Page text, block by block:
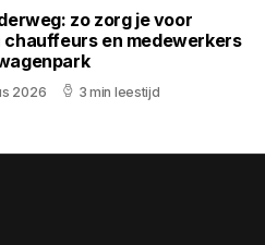
zo zorg je voor
en medewerkers
2026 3 min leestijd